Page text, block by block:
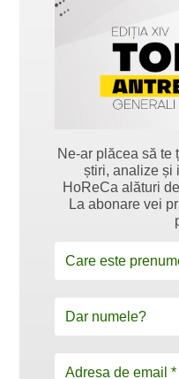
Ne-ar plăcea să te
știri, analize și
HoReCa alături
La abonare vei